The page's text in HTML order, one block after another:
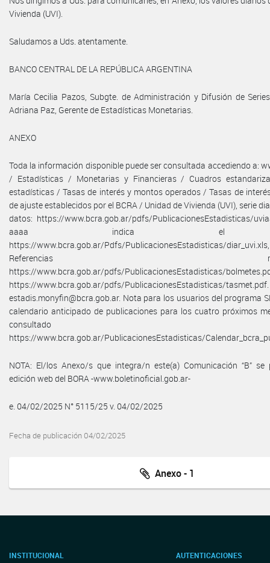
Vivienda (UVI).
Saludamos a Uds. atentamente.
BANCO CENTRAL DE LA REPÚBLICA ARGENTINA
María Cecilia Pazos, Subgte. de Administración y Difusión de
Adriana Paz, Gerente de Estadísticas Monetarias.
ANEXO
Toda la información disponible puede ser consultada accediendo a:
/ Estadísticas / Monetarias y Financieras / Cuadros
estadísticas / Tasas de interés y montos operados / Tasas de
de ajuste establecidos por el BCRA / Unidad de Vivienda (UVI), serie
datos: https://www.bcra.gob.ar/pdfs/PublicacionesEstadisticas/
aaaa indica el
https://www.bcra.gob.ar/Pdfs/PublicacionesEstadisticas/
Referencias
https://www.bcra.gob.ar/pdfs/PublicacionesEstadisticas/
https://www.bcra.gob.ar/pdfs/PublicacionesEstadisticas/
estadis.monyfin@bcra.gob.ar. Nota para los usuarios del programa
calendario anticipado de publicaciones para los cuatro próximos
consultado
https://www.bcra.gob.ar/PublicacionesEstadisticas/
NOTA: El/los Anexo/s que integra/n este(a) Comunicación “B”
edición web del BORA -www.boletinoficial.gob.ar-
e. 04/02/2025 N° 5115/25 v. 04/02/2025
Fecha de publicación 04/02/2025
Anexo - 1
INSTITUCIONAL AUTENTICACIONES